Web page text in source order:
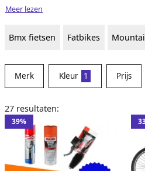
Meer lezen
Bmx fietsen Fatbikes
Merk Kleur 1 Prijs
27 resultaten:
39%